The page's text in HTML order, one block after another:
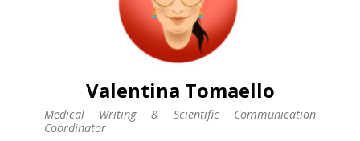
Valentina Tomaello
Medical Writing & Scientific Communication
Coordinator